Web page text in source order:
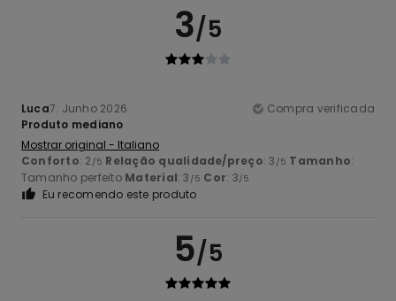
3/5
Luca7. Junho 2026
Compra verificada
Produto mediano
Mostrar original - Italiano
Conforto: 2 /5 Relação qualidade/preço: 3 /5 Tamanho:
Tamanho perfeito Material: 3 /5 Cor: 3/5
Eu recomendo este produto
5/5